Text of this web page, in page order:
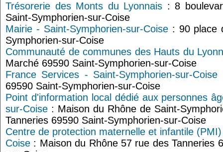
Trésorerie des Monts du Lyonnais : 8
Saint-Symphorien-sur-Coise
Mairie - Saint-Symphorien-sur-Coise: 90 place
Symphorien-sur-Coise
Communauté de communes des Hauts du
Marché 69590 Saint-Symphorien-sur-Coise
France Services - Saint-Symphorien-sur-Coise
69590 Saint-Symphorien-sur-Coise
Point d'information local dédié aux personnes
sur-Coise : Maison du Rhône de Saint-
Tanneries 69590 Saint-Symphorien-sur-Coise
Centre de protection maternelle et infantile
Coise : Maison du Rhône 57 rue des Tanneries